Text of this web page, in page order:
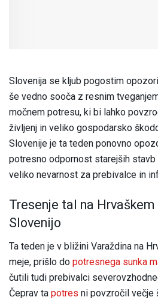
Slovenija se kljub pogostim
še vedno sooča z resnim
močnem potresu, ki bi lahko
življenj in veliko gospodarsko
Slovenije je ta teden ponovno
potresno odpornost starejših stavb
veliko nevarnost za prebivalce in
Tresenje tal na
Slovenijo
Ta teden je v bližini Varaždina na
meje, prišlo do potresnega sunka
čutili tudi prebivalci
Čeprav ta potres ni povzročil večje